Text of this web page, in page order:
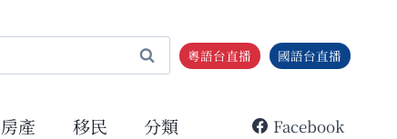
粵語台直播 國語台直播
房產 移民 分類 Facebook